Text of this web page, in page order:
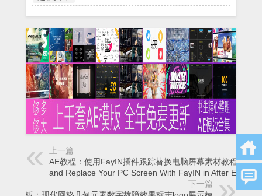
上一篇
AE教程：使用FayIN插件跟踪替换电脑屏幕素材教程Track
and Replace Your PC Screen With FayIN in After Effects
下一篇